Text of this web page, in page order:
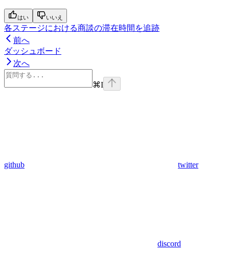
はい いいえ
各ステージにおける商談の滞在時間を追跡
前へ
ダッシュボード
次へ
⌘I
github twitter
discord